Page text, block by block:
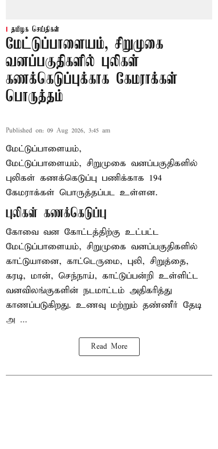
தமிழக செய்திகள்
மேட்டுப்பாளையம், சிறுமுகை
வனப்பகுதிகளில் புலிகள்
கணக்கெடுப்புக்காக கேமராக்கள்
பொருத்தம்
Published on: 09 Aug 2026, 3:45 am
மேட்டுப்பாளையம்,
மேட்டுப்பாளையம், சிறுமுகை வனப்பகுதிகளில்
புலிகள் கணக்கெடுப்பு பணிக்காக 194
கேமராக்கள் பொருத்தப்பட உள்ளன.
புலிகள் கணக்கெடுப்பு
கோவை வன கோட்டத்திற்கு உட்பட்ட
மேட்டுப்பாளையம், சிறுமுகை வனப்பகுதிகளில்
காட்டுயானை, காட்டெருமை, புலி, சிறுத்தை,
கரடி, மான், செந்நாய், காட்டுப்பன்றி உள்ளிட்ட
வனவிலங்குகளின் நடமாட்டம் அதிகரித்து
காணப்படுகிறது. உணவு மற்றும் தண்ணீர் தேடி
அ ...
Read More